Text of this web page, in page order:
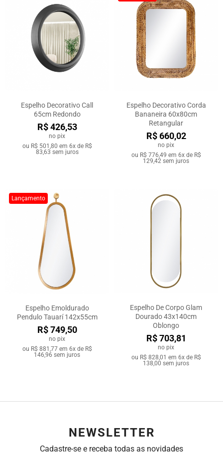
Espelho Decorativo Call
65cm Redondo
R$ 426,53
no pix
ou R$ 501,80 em 6x de R$
83,63 sem juros
Espelho Decorativo Corda
Bananeira 60x80cm
Retangular
R$ 660,02
no pix
ou R$ 776,49 em 6x de R$
129,42 sem juros
Lançamento
Espelho Emoldurado
Pendulo Tauarí 142x55cm
R$ 749,50
no pix
ou R$ 881,77em 6x de R$
146,96 sem juros
Espelho De Corpo Glam
Dourado 43x140cm
Oblongo
R$ 703,81
no pix
ou R$ 828,01 em 6x de R$
138,00 sem juros
NEWSLETTER
Cadastre-se e receba todas as novidades